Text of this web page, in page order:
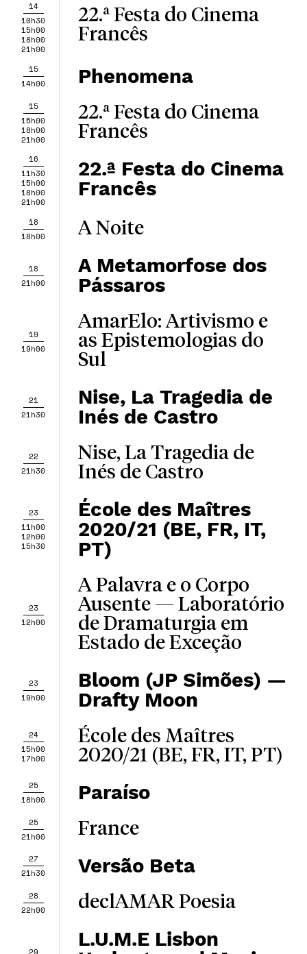
14
10h30
15h00
18h00
21h00
22.ª Festa do Cinema
Francês
15
14h00
Phenomena
15
15h00
18h00
21h00
22.ª Festa do Cinema
Francês
16
11h30
15h00
18h00
21h00
22.ª Festa do Cinema
Francês
18
18h00
A Noite
18
21h00
A Metamorfose dos
Pássaros
19
19h00
AmarElo: Artivismo e
as Epistemologias do
Sul
21
21h30
Nise, La Tragedia de
Inés de Castro
22
21h30
Nise, La Tragedia de
Inés de Castro
23
11h00
12h00
15h30
École des Maîtres
2020/21 (BE, FR, IT,
PT)
23
12h00
A Palavra e o Corpo
Ausente — Laboratório
de Dramaturgia em
Estado de Exceção
23
19h00
Bloom (JP Simões) —
Drafty Moon
24
15h00
17h00
École des Maîtres
2020/21 (BE, FR, IT, PT)
25
18h00
Paraíso
25
21h00
France
27
21h30
Versão Beta
28
22h00
declAMAR Poesia
L.U.M.E Lisbon